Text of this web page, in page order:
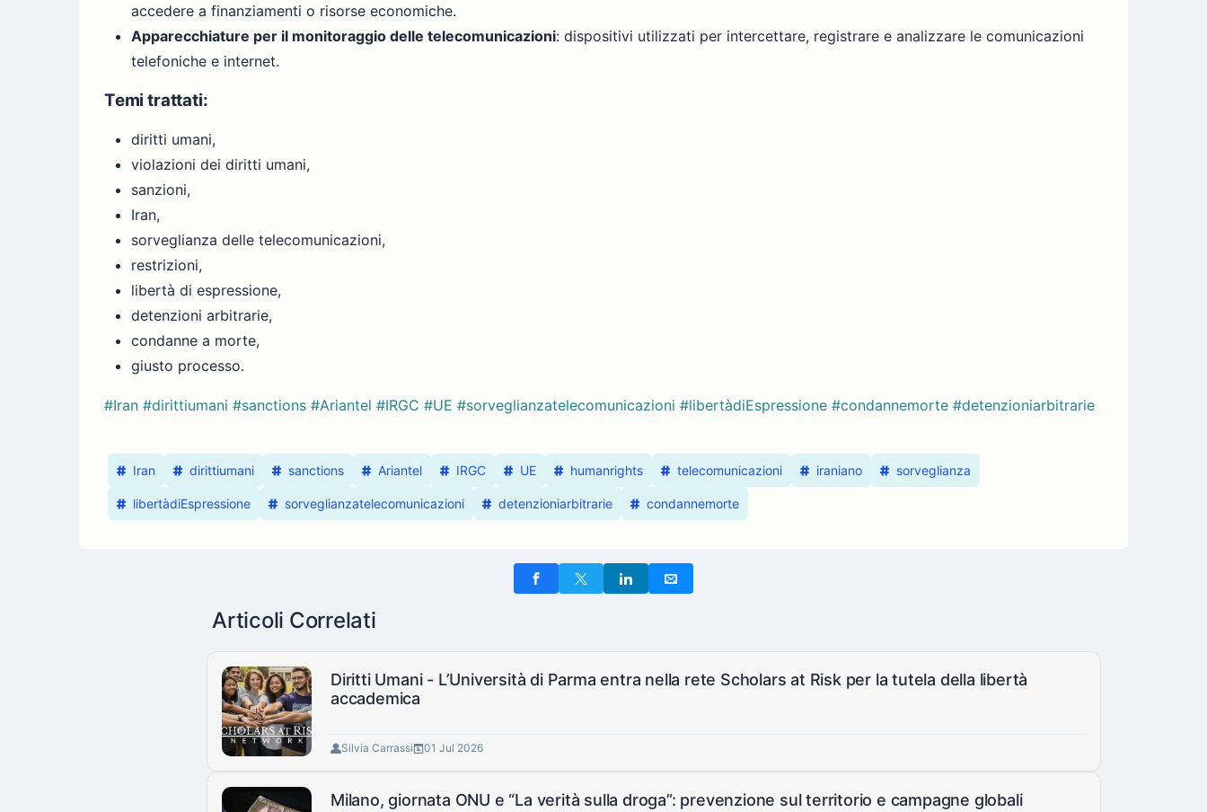
accedere a finanziamenti o risorse economiche.
Apparecchiature per il monitoraggio delle telecomunicazioni: dispositivi utilizzati per intercettare, registrare e analizzare le comunicazioni
telefoniche e internet.
Temi trattati:
diritti umani,
violazioni dei diritti umani,
sanzioni,
Iran,
sorveglianza delle telecomunicazioni,
restrizioni,
libertà di espressione,
detenzioni arbitrarie,
condanne a morte,
giusto processo.
#Iran #dirittiumani #sanctions #Ariantel #IRGC #UE #sorveglianzatelecomunicazioni #libertàdiEspressione #condannemorte #detenzioniarbitrarie
Iran dirittiumani sanctions Ariantel IRGC UE humanrights telecomunicazioni iraniano sorveglianza
libertàdiEspressione sorveglianzatelecomunicazioni detenzioniarbitrarie condannemorte
Articoli Correlati
Diritti Umani - L’Università di Parma entra nella rete Scholars at Risk per la tutela della libertà
accademica
Silvia Carrassi 01 Jul 2026
Milano, giornata ONU e “La verità sulla droga”: prevenzione sul territorio e campagne globali